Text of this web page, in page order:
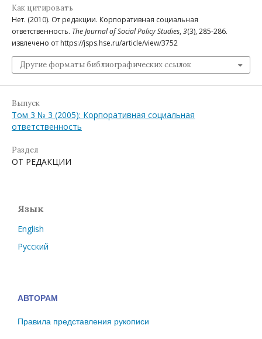
Как цитировать
Нет. (2010). От редакции. Корпоративная социальная
ответственность. The Journal of Social Policy Studies, 3(3), 285-286.
извлечено от https://jsps.hse.ru/article/view/3752
Другие форматы библиографических ссылок
Выпуск
Том 3 № 3 (2005): Корпоративная социальная
ответственность
Раздел
ОТ РЕДАКЦИИ
Язык
English
Русский
АВТОРАМ
Правила представления рукописи